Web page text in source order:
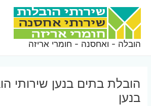
הובלה - ואחסנה - חומרי אריזה
הובלת בתים בנען שירותי
בנען